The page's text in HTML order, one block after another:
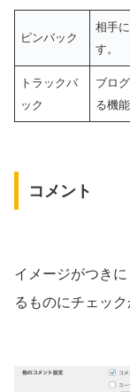
ピンバック
相手
す。
トラックバ
ック
ブロ
る機能
コメント
イメージがつき
るものにチェック